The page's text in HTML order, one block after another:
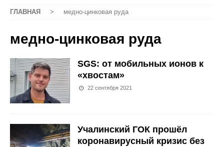
ГЛАВНАЯ > медно-цинковая руда
медно-цинковая руда
SGS: от мобильных ионов к
«хвостам»
22 сентября 2021
Учалинский ГОК прошёл
коронавирусный кризис без